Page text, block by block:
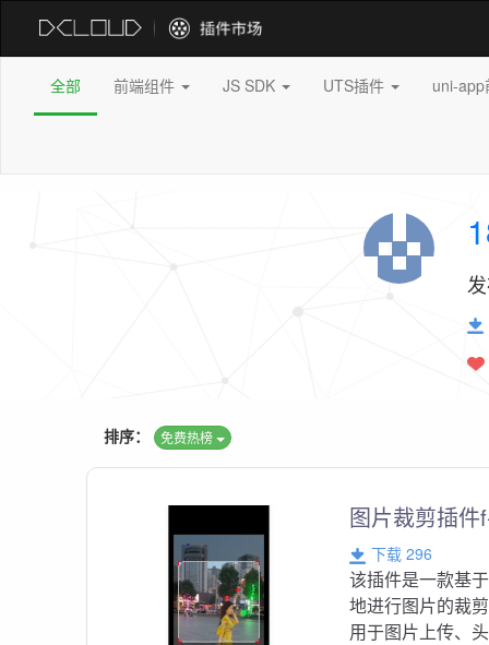
全部 前端组件 JS SDK UTS插件 uni-
排序： 免费热榜
图片裁剪插件
下载 296
该插件是一款基
地进行图片的裁
用于图片上传、